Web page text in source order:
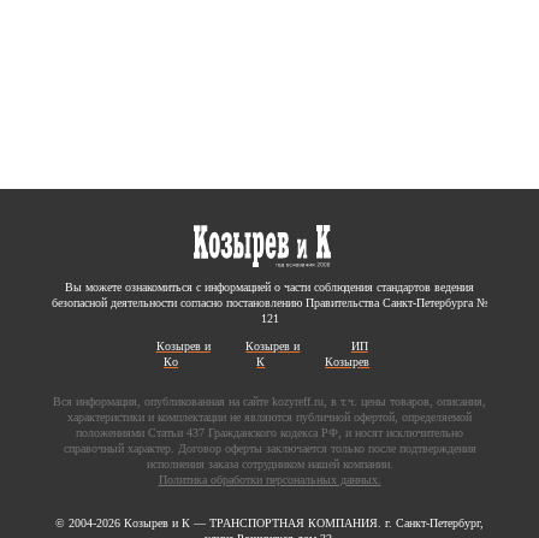
Вы можете ознакомиться с информацией о части соблюдения стандартов ведения
безопасной деятельности согласно постановлению Правительства Санкт-Петербурга №
121
Козырев и
Ко
Козырев и
К
ИП
Козырев
Вся информация, опубликованная на сайте kozyreff.ru, в т.ч. цены товаров, описания,
характеристики и комплектации не являются публичной офертой, определяемой
положениями Статьи 437 Гражданского кодекса РФ, и носят исключительно
справочный характер. Договор оферты заключается только после подтверждения
исполнения заказа сотрудником нашей компании.
Политика обработки персональных данных.
© 2004-2026 Козырев и К — ТРАНСПОРТНАЯ КОМПАНИЯ. г. Санкт-Петербург,